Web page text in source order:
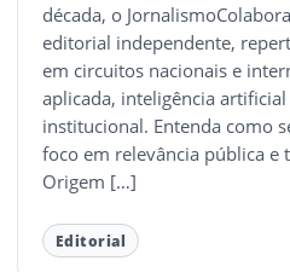
década, o
editorial independente,
em circuitos nacionais e
aplicada, inteligência
institucional. Entenda como
foco em relevância pública e
Origem […]
Editorial